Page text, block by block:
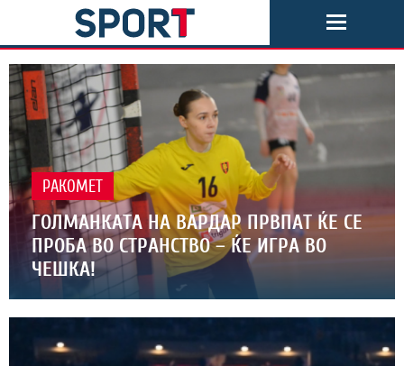
РАКОМЕТ
ГОЛМАНКАТА НА ВАРДАР ПРВПАТ ЌЕ СЕ
ПРОБА ВО СТРАНСТВО – ЌЕ ИГРА ВО
ЧЕШКА!